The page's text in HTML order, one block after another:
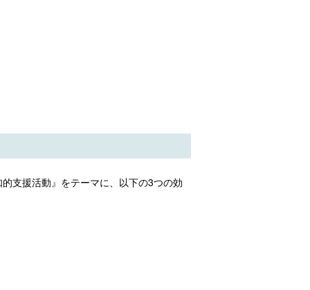
支援活動』をテーマに、以下の3つの効